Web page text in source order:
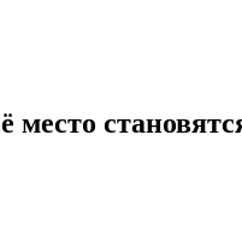
место